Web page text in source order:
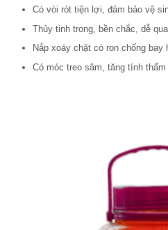
Có vòi rót tiện lợi, đảm bảo vệ
Thủy tinh trong, bền chắc, dễ
Nắp xoáy chặt có ron chống bay
Có móc treo sâm, tăng tính